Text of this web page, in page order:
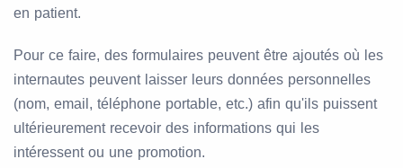
en patient.
Pour ce faire, des formulaires peuvent être ajoutés où les
internautes peuvent laisser leurs données personnelles
(nom, email, téléphone portable, etc.) afin qu'ils puissent
ultérieurement recevoir des informations qui les
intéressent ou une promotion.